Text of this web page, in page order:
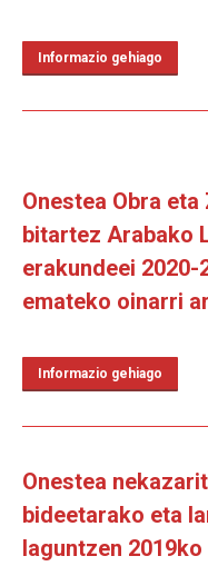
Informazio gehiago
Onestea Obra
bitartez Arabako
erakundeei
emateko oinarri
Informazio gehiago
Onestea
bideetarako eta
laguntzen